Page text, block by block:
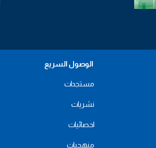
الوصول السريع
مستجدات
نشريات
احصائيات
منهجيات